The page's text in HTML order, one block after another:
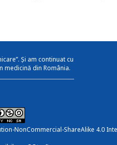
Și am continuat cu
medicină din România.
NonCommercial-ShareAlike 4.0